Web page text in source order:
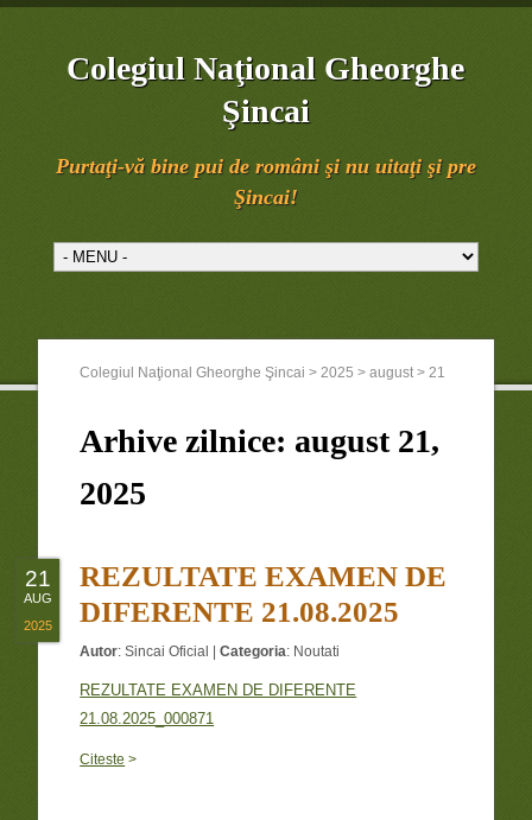
Colegiul Naţional Gheorghe
Şincai
Purtaţi-vă bine pui de români şi nu uitaţi şi pre
Şincai!
Colegiul Naţional Gheorghe Şincai >2025 >august >21
Arhive zilnice: august 21,
2025
REZULTATE EXAMEN DE
DIFERENTE 21.08.2025
Autor:Sincai Oficial |Categoria: Noutati
REZULTATE EXAMEN DE DIFERENTE
21.08.2025_000871
Citeste >
21
AUG
2025